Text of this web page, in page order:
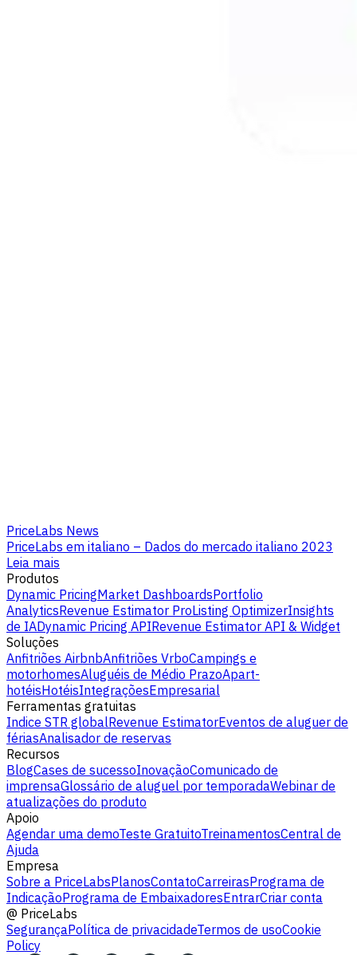
PriceLabs News
PriceLabs em italiano – Dados do mercado italiano 2023
Leia mais
Produtos
Dynamic PricingMarket DashboardsPortfolio
AnalyticsRevenue Estimator ProListing OptimizerInsights
de IADynamic Pricing APIRevenue Estimator API & Widget
Soluções
Anfitriões AirbnbAnfitriões VrboCampings e
motorhomesAluguéis de Médio PrazoApart-
hotéisHotéisIntegraçõesEmpresarial
Ferramentas gratuitas
Indice STR globalRevenue EstimatorEventos de aluguer de
fériasAnalisador de reservas
Recursos
BlogCases de sucessoInovaçãoComunicado de
imprensaGlossário de aluguel por temporadaWebinar de
atualizações do produto
Apoio
Agendar uma demoTeste GratuitoTreinamentosCentral de
Ajuda
Empresa
Sobre a PriceLabsPlanosContatoCarreirasPrograma de
IndicaçãoPrograma de EmbaixadoresEntrarCriar conta
@ PriceLabs
SegurançaPolítica de privacidadeTermos de usoCookie
Policy